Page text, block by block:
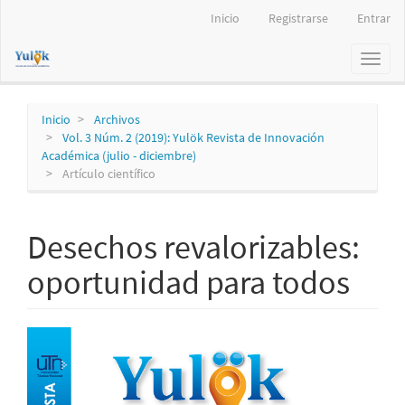
principal
Inicio Registrarse Entrar
Toggle
Inicio
Archivos
Vol. 3 Núm. 2 (2019): Yulök Revista de Innovación
Académica (julio - diciembre)
Artículo científico
Desechos revalorizables:
oportunidad para todos
lateral